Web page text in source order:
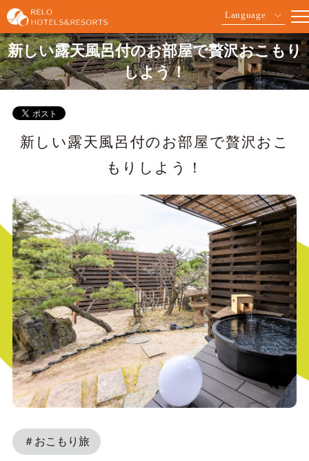
Language
新しい露天風呂付のお部屋で贅沢おこもり
しよう！
新しい露天風呂付のお部屋で贅沢おこ
もりしよう！
＃おこもり旅